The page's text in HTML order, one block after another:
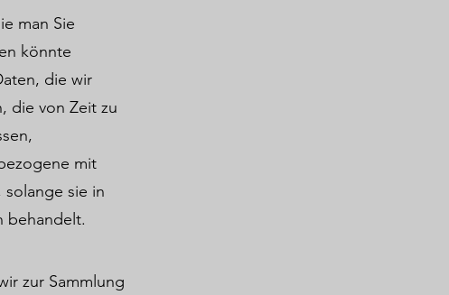
man Sie
könnte
die wir
die von Zeit zu
mit
sie in
behandelt.
zur Sammlung